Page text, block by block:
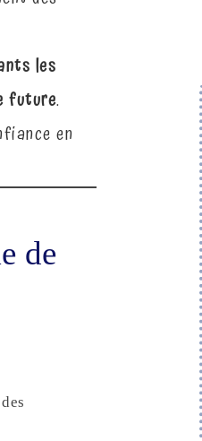
les
future.
en
de